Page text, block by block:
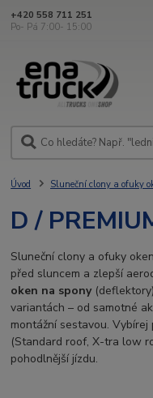
+420 558 711 251
Po- Pá 7:00- 15:00
Úvod Sluneční clony a ofuky
D /
Sluneční clony a ofuky
před sluncem a zlepší
oken na spony
variantách – od samotné
montážní sestavou.
(Standard roof, X-tra low
pohodlnější jízdu.